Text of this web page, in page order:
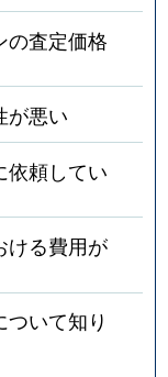
の査定価格
が悪い
依頼してい
ける費用が
いて知り